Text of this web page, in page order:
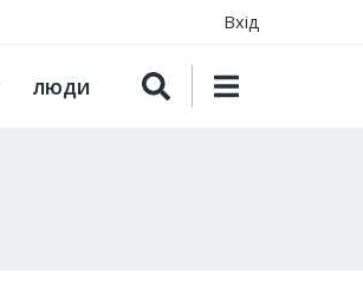
Вхід
ЛЮДИ